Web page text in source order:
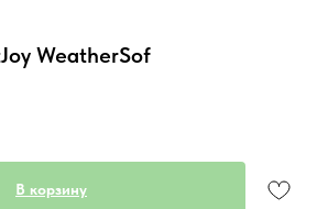
WeatherSof
В корзину